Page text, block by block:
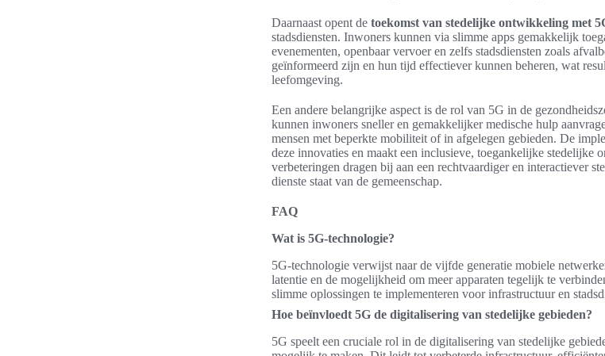
Daarnaast opent de toekomst van stedelijke ontwikkeling met
stadsdiensten. Inwoners kunnen via slimme apps gemakkelijk
evenementen, openbaar vervoer en zelfs stadsdiensten zoals
geïnformeerd zijn en hun tijd effectiever kunnen beheren, wat
leefomgeving.
Een andere belangrijke aspect is de rol van 5G in de
kunnen inwoners sneller en gemakkelijker medische hulp
mensen met beperkte mobiliteit of in afgelegen gebieden. De
deze innovaties en maakt een inclusieve, toegankelijke stedelijke
verbeteringen dragen bij aan een rechtvaardiger en interactiever
dienste staat van de gemeenschap.
FAQ
Wat is 5G-technologie?
5G-technologie verwijst naar de vijfde generatie mobiele
latentie en de mogelijkheid om meer apparaten tegelijk te
slimme oplossingen te implementeren voor infrastructuur en
Hoe beïnvloedt 5G de digitalisering van stedelijke gebieden?
5G speelt een cruciale rol in de digitalisering van stedelijke